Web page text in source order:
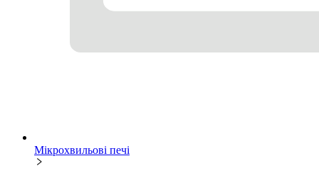
Мікрохвильові печі